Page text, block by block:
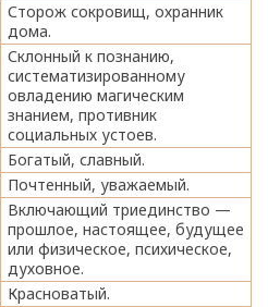
Сторож сокровищ, охранник
дома.
Склонный к познанию,
систематизированному
овладению магическим
знанием, противник
социальных устоев.
Богатый, славный.
Почтенный, уважаемый.
Включающий триединство —
прошлое, настоящее, будущее
или физическое, психическое,
духовное.
Красноватый.